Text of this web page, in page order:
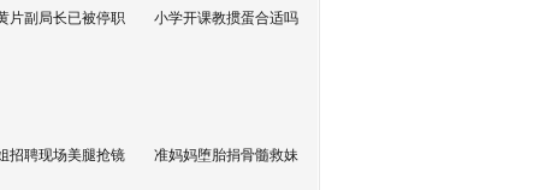
片副局长已被停职 小学开课教掼蛋合适吗
招聘现场美腿抢镜 准妈妈堕胎捐骨髓救妹